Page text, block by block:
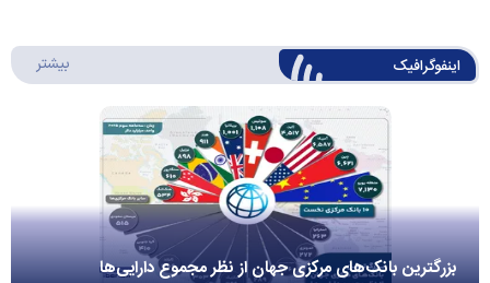
اینفوگرافیک بیشتر
بزرگترین بانک‌های مرکزی جهان از نظر مجموع دارایی‌ها